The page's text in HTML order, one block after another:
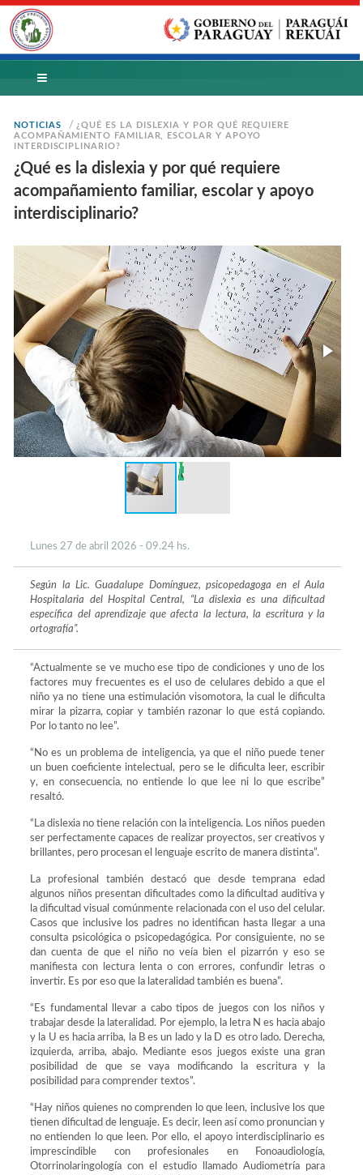
NOTICIAS /¿QUÉ ES LA DISLEXIA Y POR QUÉ REQUIERE
ACOMPAÑAMIENTO FAMILIAR, ESCOLAR Y APOYO
INTERDISCIPLINARIO?
¿Qué es la dislexia y por qué requiere
acompañamiento familiar, escolar y apoyo
interdisciplinario?
Lunes 27 de abril 2026 - 09.24 hs.
Según la Lic. Guadalupe Domínguez, psicopedagoga en el Aula
Hospitalaria del Hospital Central, “La dislexia es una dificultad
específica del aprendizaje que afecta la lectura, la escritura y la
ortografía”.
“Actualmente se ve mucho ese tipo de condiciones y uno de los
factores muy frecuentes es el uso de celulares debido a que el
niño ya no tiene una estimulación visomotora, la cual le dificulta
mirar la pizarra, copiar y también razonar lo que está copiando.
Por lo tanto no lee”.
“No es un problema de inteligencia, ya que el niño puede tener
un buen coeficiente intelectual, pero se le dificulta leer, escribir
y, en consecuencia, no entiende lo que lee ni lo que escribe”
resaltó.
“La dislexia no tiene relación con la inteligencia. Los niños pueden
ser perfectamente capaces de realizar proyectos, ser creativos y
brillantes, pero procesan el lenguaje escrito de manera distinta”.
La profesional también destacó que desde temprana edad
algunos niños presentan dificultades como la dificultad auditiva y
la dificultad visual comúnmente relacionada con el uso del celular.
Casos que inclusive los padres no identifican hasta llegar a una
consulta psicológica o psicopedagógica. Por consiguiente, no se
dan cuenta de que el niño no veía bien el pizarrón y eso se
manifiesta con lectura lenta o con errores, confundir letras o
invertir. Es por eso que la lateralidad también es buena”.
“Es fundamental llevar a cabo tipos de juegos con los niños y
trabajar desde la lateralidad. Por ejemplo, la letra N es hacia abajo
y la U es hacia arriba, la B es un lado y la D es otro lado. Derecha,
izquierda, arriba, abajo. Mediante esos juegos existe una gran
posibilidad de que se vaya modificando la escritura y la
posibilidad para comprender textos”.
“Hay niños quienes no comprenden lo que leen, inclusive los que
tienen dificultad de lenguaje. Es decir, leen así como pronuncian y
no entienden lo que leen. Por ello, el apoyo interdisciplinario es
imprescindible con profesionales en Fonoaudiología,
Otorrinolaringología con el estudio llamado Audiometría para